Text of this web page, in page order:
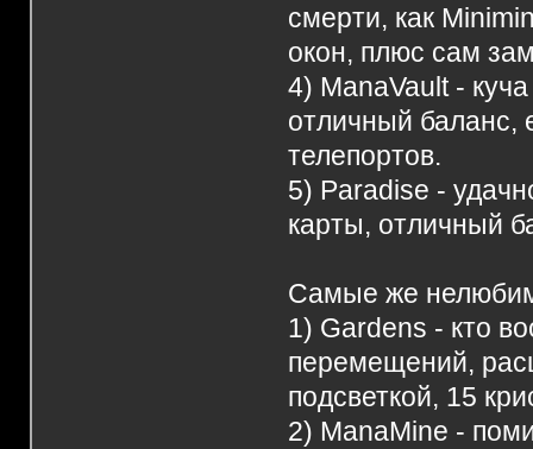
смерти, как
окон, плюс сам
4) ManaVault -
отличный баланс,
телепортов.
5) Paradise -
карты, отличный
Самые же
1) Gardens - кто
перемещений,
подсветкой, 15
2) ManaMine -